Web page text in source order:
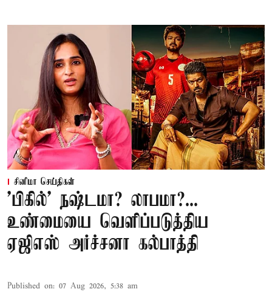
சினிமா செய்திகள்
'பிகில்' நஷ்டமா? லாபமா?...
உண்மையை வெளிப்படுத்திய
ஏஜிஎஸ் அர்ச்சனா கல்பாத்தி
Published on: 07 Aug 2026, 5:38 am